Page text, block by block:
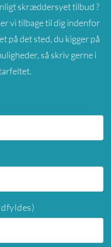
skræddersyet tilbud ?
vi tilbage til dig indenfor
på det sted, du kigger på
så skriv gerne i